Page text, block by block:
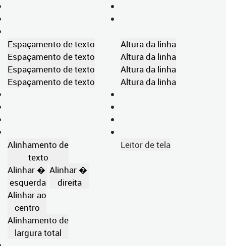
Espaçamento de texto
Espaçamento de texto
Espaçamento de texto
Espaçamento de texto
Altura da linha
Altura da linha
Altura da linha
Altura da linha
Alinhamento de
texto
Alinhar �
esquerda
Alinhar �
direita
Alinhar ao
centro
Alinhamento de
largura total
Leitor de tela